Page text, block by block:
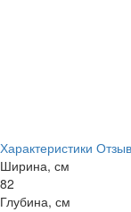
Характеристики
Ширина, см
82
Глубина, см